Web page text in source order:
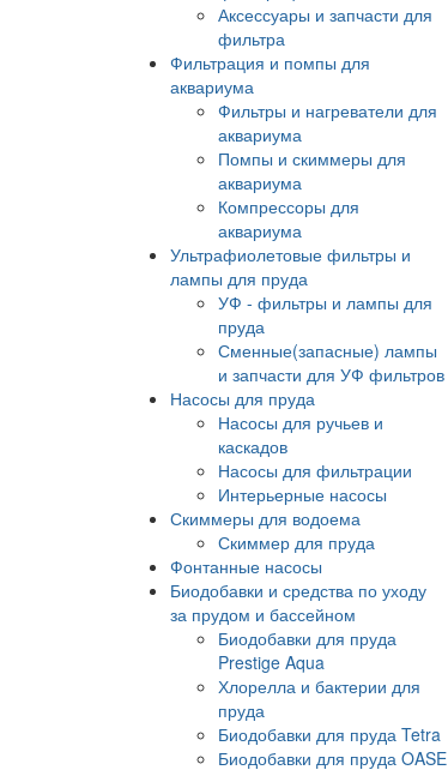
Аксессуары и запчасти для
фильтра
Фильтрация и помпы для
аквариума
Фильтры и нагреватели для
аквариума
Помпы и скиммеры для
аквариума
Компрессоры для
аквариума
Ультрафиолетовые фильтры и
лампы для пруда
УФ - фильтры и лампы для
пруда
Сменные(запасные) лампы
и запчасти для УФ фильтров
Насосы для пруда
Насосы для ручьев и
каскадов
Насосы для фильтрации
Интерьерные насосы
Скиммеры для водоема
Скиммер для пруда
Фонтанные насосы
Биодобавки и средства по уходу
за прудом и бассейном
Биодобавки для пруда
Prestige Aqua
Хлорелла и бактерии для
пруда
Биодобавки для пруда Tetra
Биодобавки для пруда OASE